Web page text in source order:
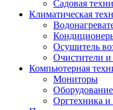
Садовая
Климатическая
Осушитель
Очистители и
Компьютерная
Мониторы
Оргтехника и